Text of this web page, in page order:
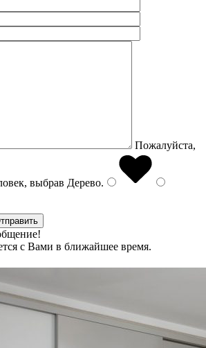
Пожалуйста,
выбрав Дерево.
с Вами в ближайшее время.